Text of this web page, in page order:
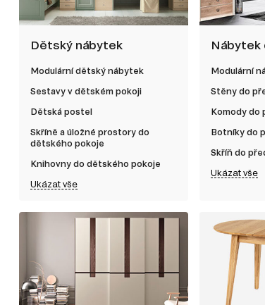
Dětský nábytek
Modulární dětský nábytek
Sestavy v dětském pokoji
Dětská postel
Skříně a úložné prostory do
dětského pokoje
Knihovny do dětského pokoje
Ukázat vše
Nábytek
Modulární
Stěny do
Komody do
Botníky do
Skříň do
Ukázat vše